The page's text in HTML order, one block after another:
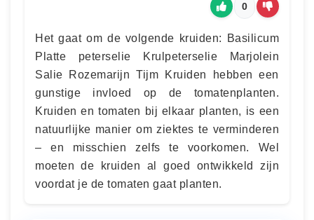
0
Het gaat om de volgende kruiden: Basilicum
Platte peterselie Krulpeterselie Marjolein
Salie Rozemarijn Tijm Kruiden hebben een
gunstige invloed op de tomatenplanten.
Kruiden en tomaten bij elkaar planten, is een
natuurlijke manier om ziektes te verminderen
– en misschien zelfs te voorkomen. Wel
moeten de kruiden al goed ontwikkeld zijn
voordat je de tomaten gaat planten.